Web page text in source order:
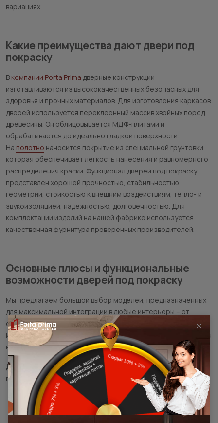
вариациях.
Какие преимущества дают двери под
покраску
В компании Porta Prima дверные конструкции
изготавливаются из высококачественных безопасных для
здоровья и прочных материалов. Для изготовления каркасов
дверей используется переклеенный массив хвойных пород
древесины. Он облицовывается МДФ-плитами и
обрабатывается до идеально гладкой поверхности.
На полотно наносится покрытие из специальной грунтовки,
которая обеспечивает легкость нанесения и равномерного
распределения краски. Функционал дверей под покраску
представлен хорошей прочностью, стабильностью
геометрии, стойкостью к внешним воздействиям, тепло- и
звукоизоляцией, надежностью, долговечностью. Для
комплектации изделий на нашей фабрике используется
качественная фурнитура проверенных производителей.
Основные плюсы и функциональные
возможности дверей под покраску
Мы предлагаем большой выбор моделей, предназначенных
для максимальной интеграции в любые интерьеры – от
современных минималистичных до роскошных классических.
Их универсальность позволяет создавать уникальный дизайн
в жилых, офисных, коммерческих пространствах.
Достоинства межкомнатных дверей под
покраску:
легкое обновление интерьера без замены полотен;
большая палитра цветовых решений;